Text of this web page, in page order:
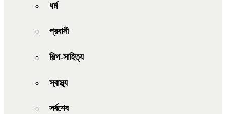
ধর্ম
প্রবাসী
শিল্প-সাহিত্য
স্বাস্থ্য
সর্বশেষ